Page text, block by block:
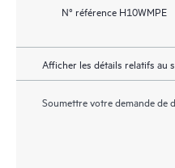
N° référence H10WMPE
Afficher les détails relatifs au
Soumettre votre demande de